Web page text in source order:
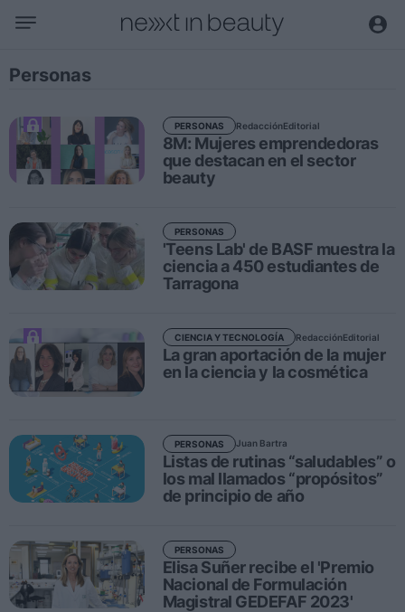
Negocio
Actualidad
Economía y sector
Nombramientos
Tendencias
Internacional
Ciencia y tecnología
Digitalización
Personas
Moda y Lujo
Cosmética
Proveedores
Estética
Personas
8M: Mujeres emprendedoras
que destacan en el sector
beauty
PERSONAS RedacciónEditorial
'Teens Lab' de BASF muestra la
ciencia a 450 estudiantes de
Tarragona
PERSONAS
La gran aportación de la mujer
en la ciencia y la cosmética
CIENCIA Y TECNOLOGÍA RedacciónEditorial
Listas de rutinas “saludables” o
los mal llamados “propósitos”
de principio de año
PERSONAS Juan Bartra
Elisa Suñer recibe el 'Premio
Nacional de Formulación
Magistral GEDEFAF 2023'
PERSONAS